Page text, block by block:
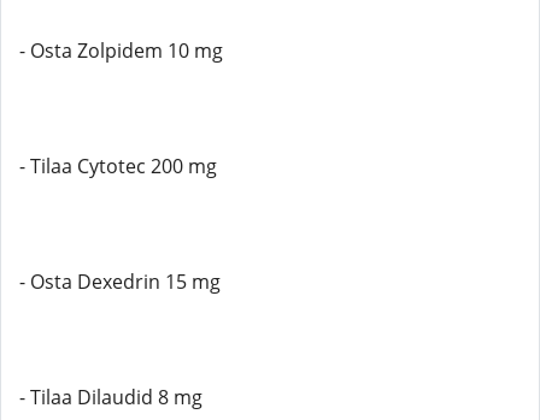
- Osta Zolpidem 10 mg
- Tilaa Cytotec 200 mg
- Osta Dexedrin 15 mg
- Tilaa Dilaudid 8 mg